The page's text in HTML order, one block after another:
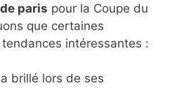
paris pour la Coupe du
que certaines
intéressantes :
brillé lors de ses